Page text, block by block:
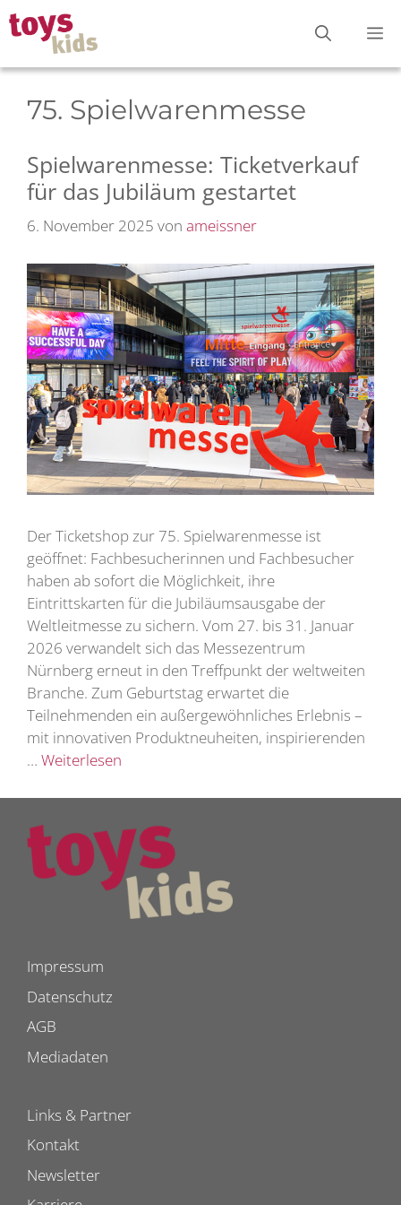
Zum
Inhalt
springen
75. Spielwarenmesse
Spielwarenmesse: Ticketverkauf
für das Jubiläum gestartet
6. November 2025 von ameissner
Der Ticketshop zur 75. Spielwarenmesse ist
geöffnet: Fachbesucherinnen und Fachbesucher
haben ab sofort die Möglichkeit, ihre
Eintrittskarten für die Jubiläumsausgabe der
Weltleitmesse zu sichern. Vom 27. bis 31. Januar
2026 verwandelt sich das Messezentrum
Nürnberg erneut in den Treffpunkt der weltweiten
Branche. Zum Geburtstag erwartet die
Teilnehmenden ein außergewöhnliches Erlebnis –
mit innovativen Produktneuheiten, inspirierenden
… Weiterlesen
Impressum
Datenschutz
AGB
Mediadaten
Links & Partner
Kontakt
Newsletter